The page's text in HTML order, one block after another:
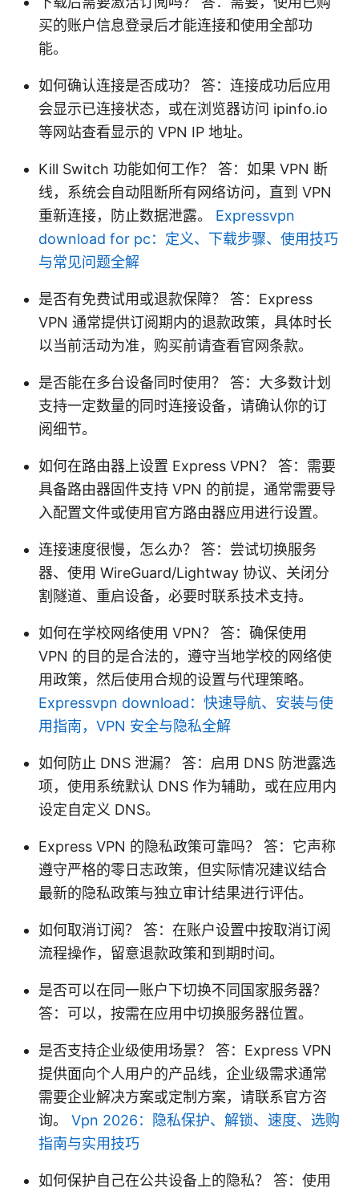
买的账户信息登录后才能连接和使用全部功
能。
如何确认连接是否成功？ 答：连接成功后应用
会显示已连接状态，或在浏览器访问 ipinfo.io
等网站查看显示的 VPN IP 地址。
Kill Switch 功能如何工作？ 答：如果 VPN 断
线，系统会自动阻断所有网络访问，直到 VPN
重新连接，防止数据泄露。 Expressvpn
download for pc：定义、下载步骤、使用技巧
与常见问题全解
是否有免费试用或退款保障？ 答：Express
VPN 通常提供订阅期内的退款政策，具体时长
以当前活动为准，购买前请查看官网条款。
是否能在多台设备同时使用？ 答：大多数计划
支持一定数量的同时连接设备，请确认你的订
阅细节。
如何在路由器上设置 Express VPN？ 答：需要
具备路由器固件支持 VPN 的前提，通常需要导
入配置文件或使用官方路由器应用进行设置。
连接速度很慢，怎么办？ 答：尝试切换服务
器、使用 WireGuard/Lightway 协议、关闭分
割隧道、重启设备，必要时联系技术支持。
如何在学校网络使用 VPN？ 答：确保使用
VPN 的目的是合法的，遵守当地学校的网络使
用政策，然后使用合规的设置与代理策略。
Expressvpn download：快速导航、安装与使
用指南，VPN 安全与隐私全解
如何防止 DNS 泄漏？ 答：启用 DNS 防泄露选
项，使用系统默认 DNS 作为辅助，或在应用内
设定自定义 DNS。
Express VPN 的隐私政策可靠吗？ 答：它声称
遵守严格的零日志政策，但实际情况建议结合
最新的隐私政策与独立审计结果进行评估。
如何取消订阅？ 答：在账户设置中按取消订阅
流程操作，留意退款政策和到期时间。
是否可以在同一账户下切换不同国家服务器？
答：可以，按需在应用中切换服务器位置。
是否支持企业级使用场景？ 答：Express VPN
提供面向个人用户的产品线，企业级需求通常
需要企业解决方案或定制方案，请联系官方咨
询。 Vpn 2026：隐私保护、解锁、速度、选购
指南与实用技巧
如何保护自己在公共设备上的隐私？ 答：使用